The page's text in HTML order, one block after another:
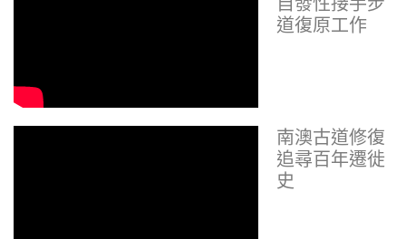
道復原工作
南澳古道修復
追尋百年遷徙
史